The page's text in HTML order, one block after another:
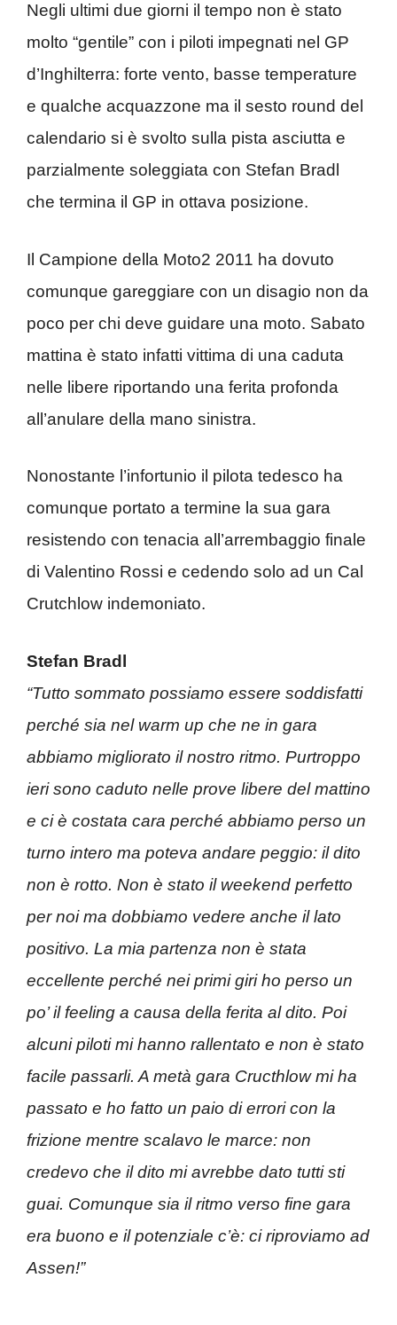
Negli ultimi due giorni il tempo non è stato
molto “gentile” con i piloti impegnati nel GP
d’Inghilterra: forte vento, basse temperature
e qualche acquazzone ma il sesto round del
calendario si è svolto sulla pista asciutta e
parzialmente soleggiata con Stefan Bradl
che termina il GP in ottava posizione.
Il Campione della Moto2 2011 ha dovuto
comunque gareggiare con un disagio non da
poco per chi deve guidare una moto. Sabato
mattina è stato infatti vittima di una caduta
nelle libere riportando una ferita profonda
all’anulare della mano sinistra.
Nonostante l’infortunio il pilota tedesco ha
comunque portato a termine la sua gara
resistendo con tenacia all’arrembaggio finale
di Valentino Rossi e cedendo solo ad un Cal
Crutchlow indemoniato.
Stefan Bradl
“Tutto sommato possiamo essere soddisfatti
perché sia nel warm up che ne in gara
abbiamo migliorato il nostro ritmo. Purtroppo
ieri sono caduto nelle prove libere del mattino
e ci è costata cara perché abbiamo perso un
turno intero ma poteva andare peggio: il dito
non è rotto. Non è stato il weekend perfetto
per noi ma dobbiamo vedere anche il lato
positivo. La mia partenza non è stata
eccellente perché nei primi giri ho perso un
po’ il feeling a causa della ferita al dito. Poi
alcuni piloti mi hanno rallentato e non è stato
facile passarli. A metà gara Cructhlow mi ha
passato e ho fatto un paio di errori con la
frizione mentre scalavo le marce: non
credevo che il dito mi avrebbe dato tutti sti
guai. Comunque sia il ritmo verso fine gara
era buono e il potenziale c’è: ci riproviamo ad
Assen!”